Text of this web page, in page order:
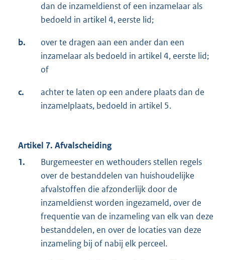
dan de inzameldienst of een inzamelaar als
bedoeld in artikel 4, eerste lid;
b.
over te dragen aan een ander dan een
inzamelaar als bedoeld in artikel 4, eerste lid;
of
c.
achter te laten op een andere plaats dan de
inzamelplaats, bedoeld in artikel 5.
Artikel 7. Afvalscheiding
1.
Burgemeester en wethouders stellen regels
over de bestanddelen van huishoudelijke
afvalstoffen die afzonderlijk door de
inzameldienst worden ingezameld, over de
frequentie van de inzameling van elk van deze
bestanddelen, en over de locaties van deze
inzameling bij of nabij elk perceel.